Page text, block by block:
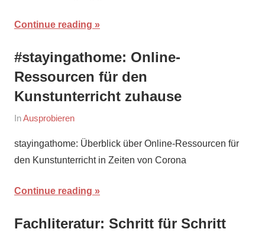
Continue reading
#stayingathome: Online-
Ressourcen für den
Kunstunterricht zuhause
On
31,
2020
By
InAusprobieren
stayingathome: Überblick über Online-Ressourcen für
den Kunstunterricht in Zeiten von Corona
Continue reading
Fachliteratur: Schritt für Schritt